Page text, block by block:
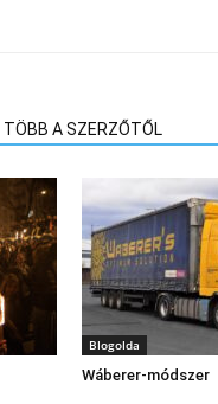
TÖBB A SZERZŐTŐL
Blogolda
Wáberer-módszer